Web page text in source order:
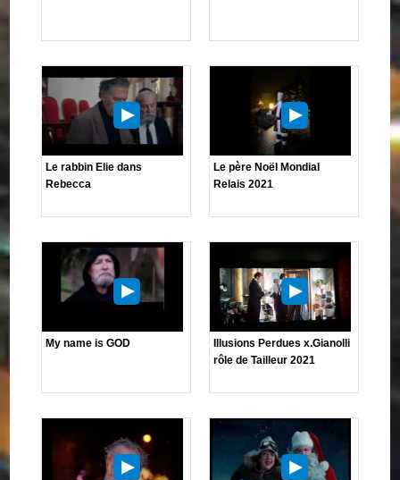
Le rabbin Elie dans
Rebecca
Le père Noël Mondial
Relais 2021
My name is GOD
Illusions Perdues x.Gianolli
rôle de Tailleur 2021